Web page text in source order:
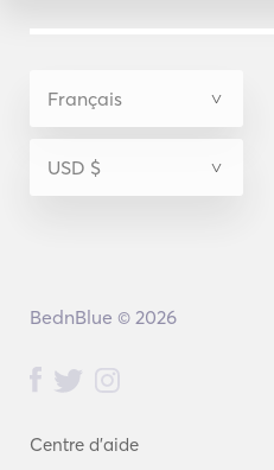
Centre d'aide
BednBlue © 2026